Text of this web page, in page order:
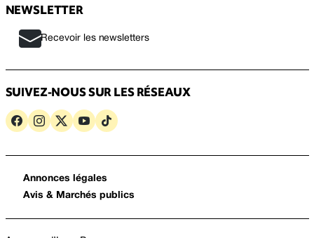
NEWSLETTER
Recevoir les newsletters
SUIVEZ-NOUS SUR LES RÉSEAUX
Annonces légales
Avis & Marchés publics